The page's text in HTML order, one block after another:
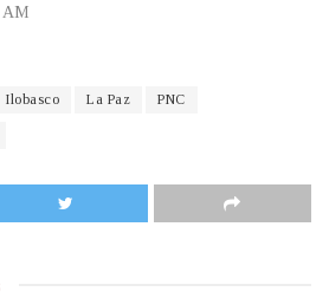
AM
Ilobasco La Paz PNC